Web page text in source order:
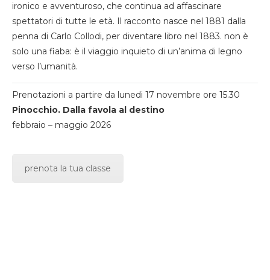
ironico e avventuroso, che continua ad affascinare
spettatori di tutte le età. Il racconto nasce nel 1881 dalla
penna di Carlo Collodi, per diventare libro nel 1883. non è
solo una fiaba: è il viaggio inquieto di un’anima di legno
verso l’umanità.
Prenotazioni a partire da lunedi 17 novembre ore 15.30
Pinocchio. Dalla favola al destino
febbraio – maggio 2026
prenota la tua classe